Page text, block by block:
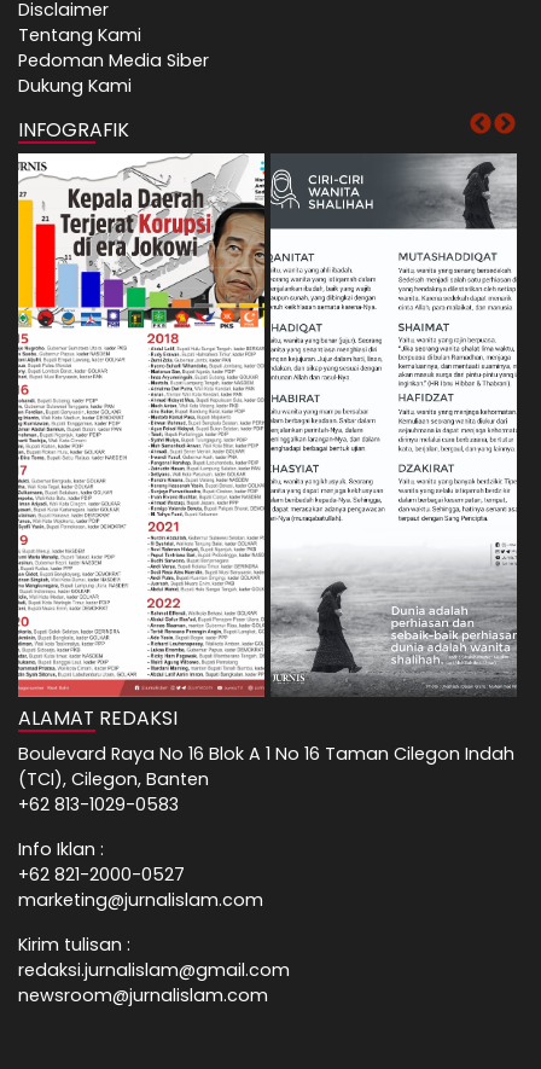
Disclaimer
Tentang Kami
Pedoman Media Siber
Dukung Kami
INFOGRAFIK
ALAMAT REDAKSI
Boulevard Raya No 16 Blok A 1 No 16 Taman Cilegon Indah
(TCI), Cilegon, Banten
+62 813-1029-0583
Info Iklan :
+62 821-2000-0527
marketing@jurnalislam.com
Kirim tulisan :
redaksi.jurnalislam@gmail.com
newsroom@jurnalislam.com